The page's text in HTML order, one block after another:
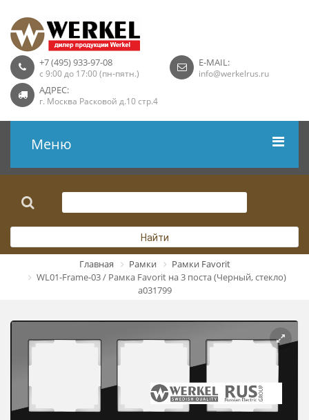
+7 (495) 933-97-08
с 9:00 до 17:00 (пн-пятн.)
E-MAIL:
info@werkelrus.ru
АДРЕС:
г. Москва Расковой д.10 стр.4
Меню
Розетки USB
Розетки ТВ
Розетки акустика
Розетки Интернет
Найти
Главная Рамки
Рамки Favorit
WL01-Frame-03 / Рамка Favorit на 3 поста (Черный, стекло)
a031799